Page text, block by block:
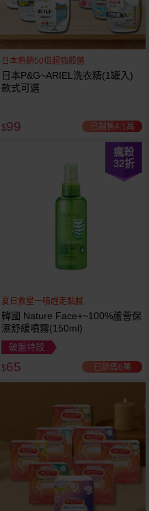
日本熱銷50倍超強殺菌
日本P&G~ARIEL洗衣精(1罐入)
款式可選
$99 已銷售4.1萬
瘋殺
32折
夏日救星一噴趕走黏膩
韓國 Nature Face+~100%蘆薈保
濕舒緩噴霧(150ml)
破盤特殺
$65 已銷售6萬